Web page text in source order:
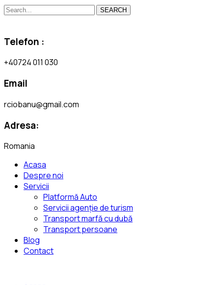
SEARCH
Telefon :
+40724 011 030
Email
rciobanu@gmail.com
Adresa:
Romania
Acasa
Despre noi
Servicii
Platformă Auto
Servicii agenție de turism
Transport marfă cu dubă
Transport persoane
Blog
Contact